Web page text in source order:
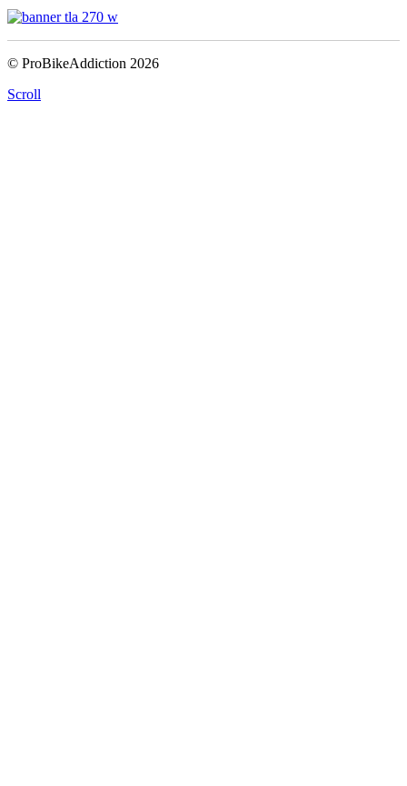
© ProBikeAddiction 2026
Scroll